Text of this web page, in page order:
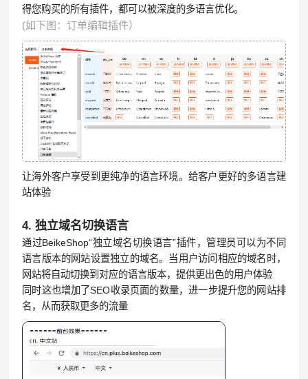
得您购买的所有插件，都可以被深度的多语言优化。
(如下图：订单编辑插件）
让海外客户享受到更纯净的语言环境。给客户更好的多语言建
站体验
4. 独立域名切换语言
通过BeikeShop“独立域名切换语言”插件，管理员可以为不同
语言版本的网站设置独立的域名。当用户访问相应的域名时，
网站将自动切换到对应的语言版本，提供更出色的用户体验
同时这也增加了SEO收录页面的数量，进一步提升您的网站排
名，从而获取更多的流量